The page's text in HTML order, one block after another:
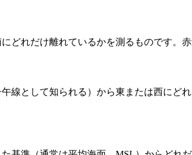
どれだけ離れているかを測るものです。
線として知られる）から東または西にど